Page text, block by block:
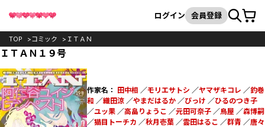
検索
ログイン 会員登録カート
TOP コミック ＩＴＡＮ
ＩＴＡＮ１９号
作家名： 田中相 ／モリエサトシ ／ヤマザキコレ ／釣巻
和 ／織田涼／やまだはるか／びっけ ／ひるのつき子
／ユッ果／高畠りょうこ ／元田可奈子／鳥屋／森博嗣
／猫目トーチカ ／秋月壱葉／雲田はるこ ／群青 ／唐々